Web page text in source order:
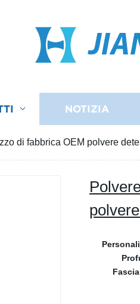
NOTIZIA
di fabbrica OEM polvere